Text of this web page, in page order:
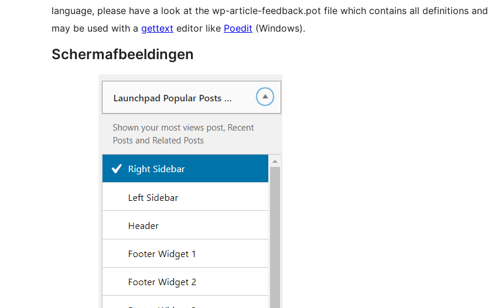
language, please have a look at the wp-article-feedback.pot file which contains all definitions and
may be used with a gettext editor like Poedit (Windows).
Schermafbeeldingen